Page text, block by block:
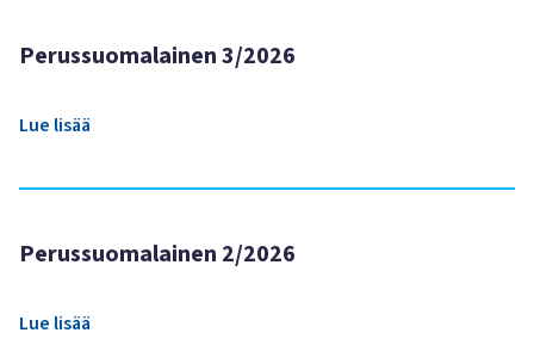
Perussuomalainen 3/2026
Lue lisää
Perussuomalainen 2/2026
Lue lisää